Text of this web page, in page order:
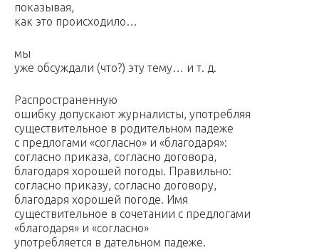
показывая,
как это происходило…
мы
уже обсуждали (что?) эту тему… и т. д.
Распространенную
ошибку допускают журналисты, употребляя
существительное в родительном падеже
с предлогами «согласно» и «благодаря»:
согласно приказа, согласно договора,
благодаря хорошей погоды. Правильно:
согласно приказу, согласно договору,
благодаря хорошей погоде. Имя
существительное в сочетании с предлогами
«благодаря» и «согласно»
употребляется в дательном падеже.